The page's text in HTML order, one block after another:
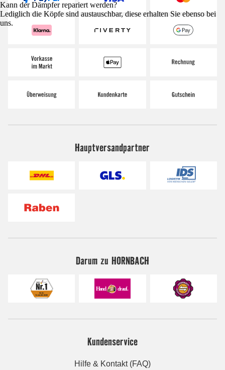
Kann der Dämpfer repariert werden?
Lediglich die Köpfe sind austauschbar, diese erhalten Sie ebenso bei
uns.
Hauptversandpartner
Darum zu HORNBACH
Kundenservice
Hilfe & Kontakt (FAQ)